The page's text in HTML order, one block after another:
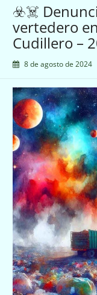
☣️☠️
vertedero
Cudillero –
8 de agosto de 2024